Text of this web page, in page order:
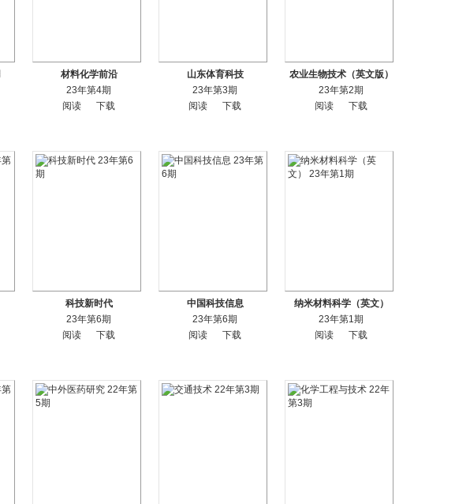
材料化学前沿
23年第4期
阅读
下载
山东体育科技
23年第3期
阅读
下载
农业生物技术（英文版）
23年第2期
阅读
下载
科技新时代
23年第6期
阅读
下载
中国科技信息
23年第6期
阅读
下载
纳米材料科学（英文）
23年第1期
阅读
下载